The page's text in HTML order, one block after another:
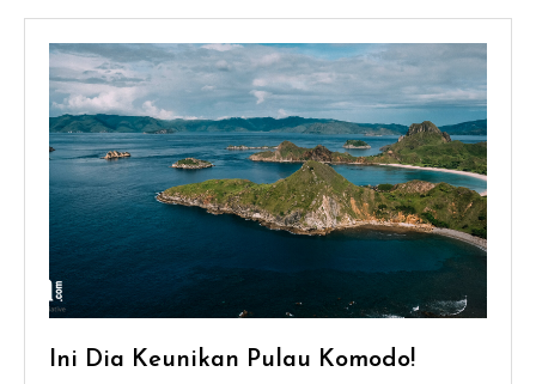
Ini Dia Keunikan Pulau Komodo!